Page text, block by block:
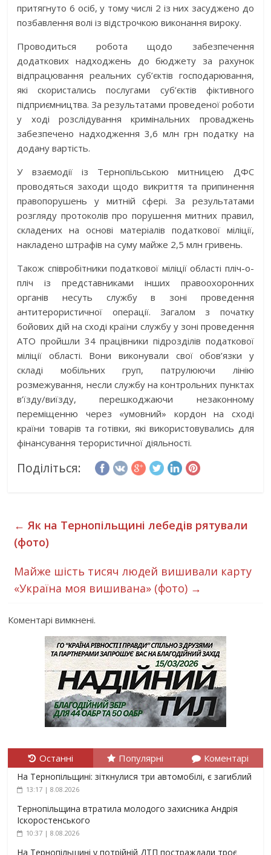
притягнуто 6 осіб, у тому числі 2 із них засуджено до
позбавлення волі із відстрочкою виконання вироку.
Проводиться робота щодо забезпечення
додаткових надходжень до бюджету за рахунок
відпрацювання реальних суб’єктів господарювання,
які скористались послугами суб’єктів фіктивного
підприємництва. За результатами проведеної роботи
у ході розслідування кримінальних проваджень
забезпечено надходження 3,6 млн грн податку на
додану вартість.
У взаємодії із Тернопільською митницею ДФС
проводяться заходи щодо викриття та припинення
правопорушень у митній сфері. За результатами
розгляду протоколів про порушення митних правил,
складених на основі матеріалів податкової міліції,
накладено штрафів на суму майже 2,5 млн гривень.
Також співробітники податкової міліції області пліч-о-
пліч із представниками інших правоохоронних
органів несуть службу в зоні проведення
антитерористичної операції. Загалом з початку
бойових дій на сході країни службу у зоні проведення
АТО пройшли 34 працівники підрозділів податкової
міліції області. Вони виконували свої обов’язки у
складі мобільних груп, патрулюючи лінію
розмежування, несли службу на контрольних пунктах
в’їзду/виїзду, перешкоджаючи незаконному
переміщенню через «умовний» кордон на сході
країни товарів та готівки, які використовувались для
фінансування терористичної діяльності.
Поділіться:
← Як на Тернопільщині лебедів рятували
(фото)
Майже шість тисяч людей вишивали карту
«Україна моя вишивана» (фото) →
Коментарі вимкнені.
Останні Популярні Коментарі
На Тернопільщині: зіткнулися три автомобілі, є загиблий
13:17 | 8.08.2026
Тернопільщина втратила молодого захисника Андрія
Іскоростенського
10:37 | 8.08.2026
На Тернопільщині у потрійній ДТП постраждали троє